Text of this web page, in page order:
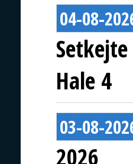
04-08-
Hale 4
03-08-
2026